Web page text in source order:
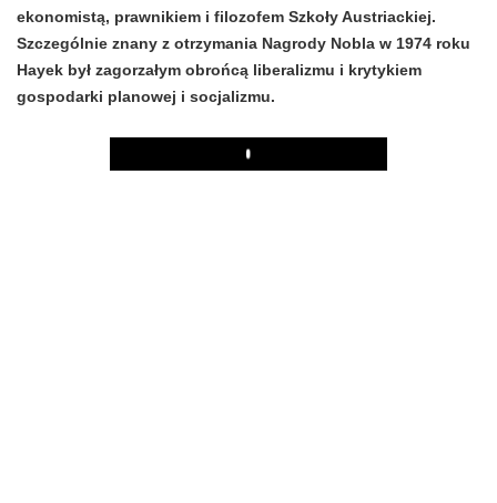
ekonomistą, prawnikiem i filozofem Szkoły Austriackiej.
Szczególnie znany z otrzymania Nagrody Nobla w 1974 roku
Hayek był zagorzałym obrońcą liberalizmu i krytykiem
gospodarki planowej i socjalizmu.
Play